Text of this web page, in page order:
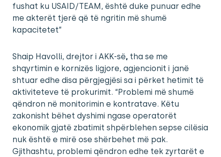
fushat ku USAID/TEAM, është duke punuar edhe
me akterët tjerë që të ngritin më shumë
kapacitetet”
Shaip Havolli, drejtor i AKK-së, tha se me
shqyrtimin e kornizës ligjore, agjencionit i janë
shtuar edhe disa përgjegjësi sa i përket hetimit të
aktiviteteve të prokurimit. “Problemi më shumë
qëndron në monitorimin e kontratave. Këtu
zakonisht bëhet dyshimi ngase operatorët
ekonomik gjatë zbatimit shpërblehen sepse cilësia
nuk është e mirë ose shërbehet më pak.
Gjithashtu, problemi qëndron edhe tek zyrtarët e